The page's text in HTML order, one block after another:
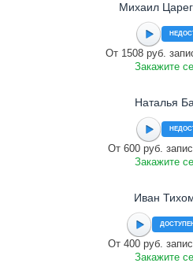
Михаил
От 1508 руб.
Закажите
Наталья
От 600 руб.
Закажите
Иван
От 400 руб.
Закажите